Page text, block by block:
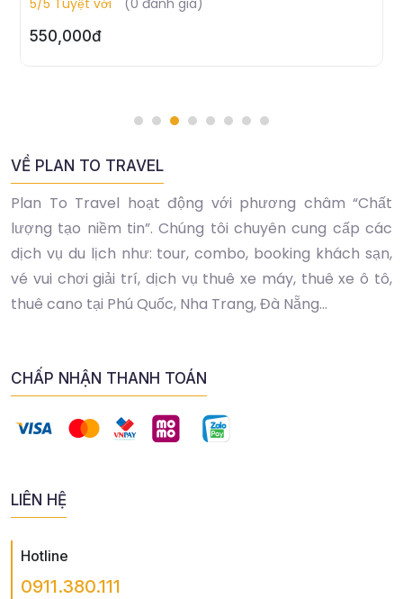
5/5 Tuyệt vời
VỀ PLAN TO TRAVEL
Plan To Travel hoạt động với phương châm “Chất
lượng tạo niềm tin”. Chúng tôi chuyên cung cấp các
dịch vụ du lịch như: tour, combo, booking khách sạn,
vé vui chơi giải trí, dịch vụ thuê xe máy, thuê xe ô tô,
thuê cano tại Phú Quốc, Nha Trang, Đà Nẵng...
CHẤP NHẬN THANH TOÁN
LIÊN HỆ
Hotline
0911.380.111